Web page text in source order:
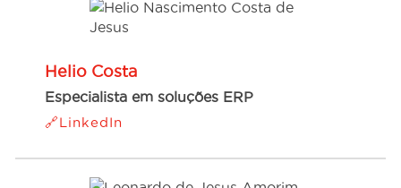
Helio Costa
Especialista em soluções ERP
🔗LinkedIn